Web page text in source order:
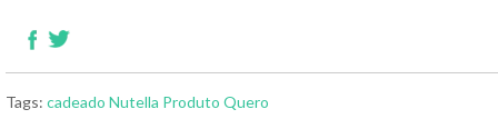
Tags: cadeado Nutella Produto Quero